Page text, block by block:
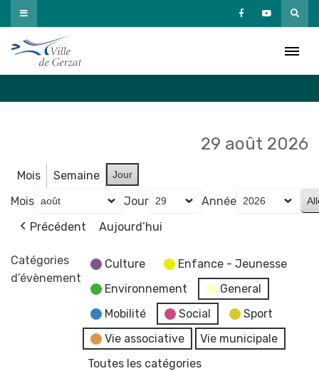
Passer
au
contenu
29 août 2026
Mois Semaine Jour
Mois Jour
Année
Précédent
Aujourd’hui
Catégories
d’évènement
Culture
Enfance - Jeunesse
Environnement
General
Mobilité
Social
Sport
Vie associative
Vie municipale
Toutes les catégories